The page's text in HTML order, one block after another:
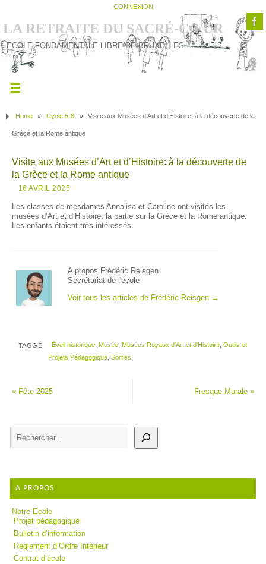
CONNEXION
LA RETRAITE DU SACRÉ-CŒUR
ECOLE FONDAMENTALE LIBRE DE BRUXELLES
Home » Cycle 5-8 » Visite aux Musées d’Art et d’Histoire: à la découverte de la
Grèce et la Rome antique
Visite aux Musées d’Art et d’Histoire: à la découverte de
la Grèce et la Rome antique
16 AVRIL 2025
Les classes de mesdames Annalisa et Caroline ont visités les
musées d’Art et d’Histoire, la partie sur la Grèce et la Rome antique.
Les enfants étaient très intéressés.
A propos Frédéric Reisgen
Secrétariat de l'école
Voir tous les articles de Frédéric Reisgen →
TAGGÉ Éveil historique ,Musée ,Musées Royaux d'Art et d'Histoire ,Outils et
Projets Pédagogique ,Sorties
«Fête 2025 Fresque Murale»
A PROPOS
Notre Ecole
Projet pédagogique
Bulletin d’information
Règlement d’Ordre Intérieur
Contrat d’école